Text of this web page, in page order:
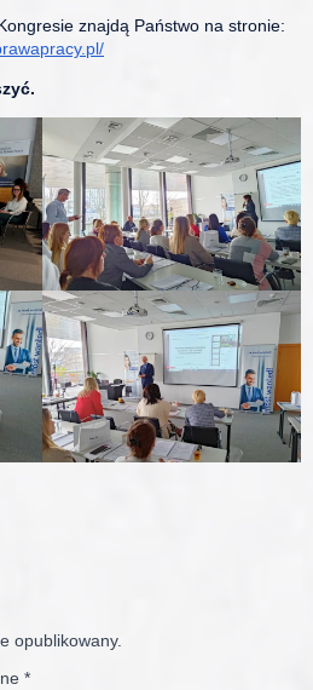
znajdą Państwo na stronie:
opublikowany.
*